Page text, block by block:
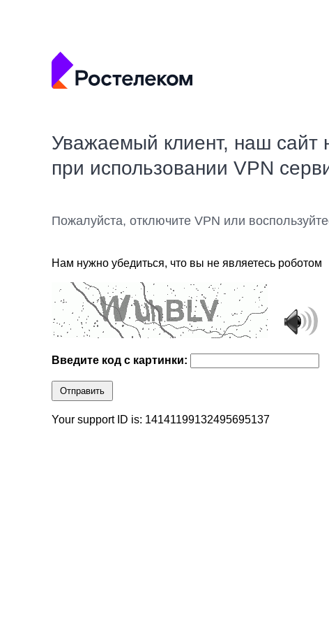
Уважаемый клиент, наш сайт
при использовании VPN
Пожалуйста, отключите VPN или
Нам нужно убедиться, что вы не являетесь роботом
Введите код с картинки:
Отправить
Your support ID is: 14141199132495695137